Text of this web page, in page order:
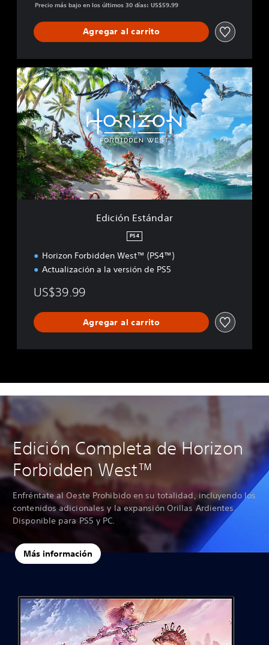
Precio más bajo en los últimos 30 días: US$59.99
Agregar al carrito
E
d
i
c
ó
n
E
s
á
n
Edición Estándar
PS4
Horizon Forbidden West™ (PS4™)
Actualización a la versión de PS5
US$39.99
Agregar al carrito
Edición Completa de Horizon
Forbidden West™
Enfréntate al Oeste Prohibido en su totalidad, incluyendo los
contenidos adicionales y la expansión Orillas Ardientes.
Disponible para PS5 y PC.
Más información